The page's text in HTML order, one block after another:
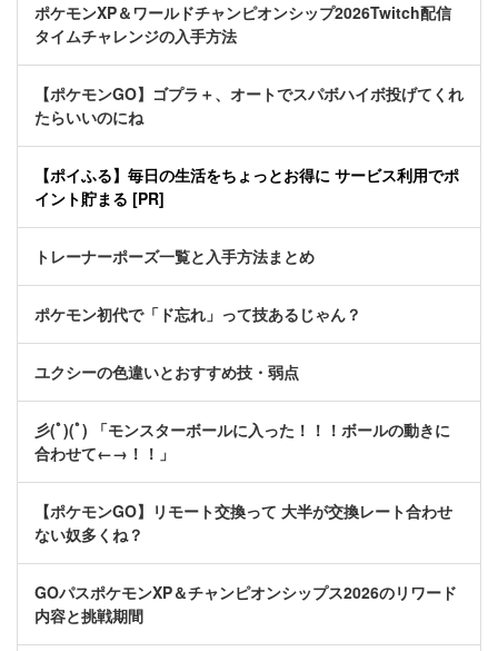
ポケモンXP＆ワールドチャンピオンシップ2026Twitch配信
タイムチャレンジの入手方法
【ポケモンGO】ゴプラ＋、オートでスパボハイボ投げてくれ
たらいいのにね
【ポイふる】毎日の生活をちょっとお得に サービス利用でポ
イント貯まる [PR]
トレーナーポーズ一覧と入手方法まとめ
ポケモン初代で「ド忘れ」って技あるじゃん？
ユクシーの色違いとおすすめ技・弱点
彡(ﾟ)(ﾟ) 「モンスターボールに入った！！！ボールの動きに
合わせて←→！！」
【ポケモンGO】リモート交換って 大半が交換レート合わせ
ない奴多くね？
GOパスポケモンXP＆チャンピオンシップス2026のリワード
内容と挑戦期間